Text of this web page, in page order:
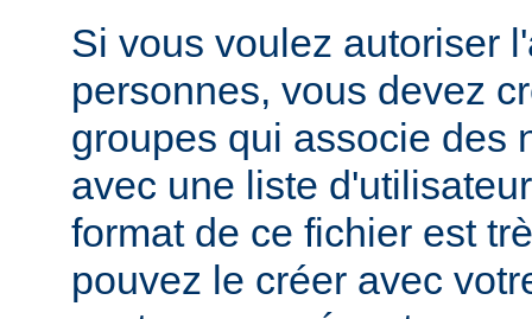
Si vous voulez autoriser
personnes, vous devez
groupes qui associe des
avec une liste
format de ce fichier est
pouvez le créer avec